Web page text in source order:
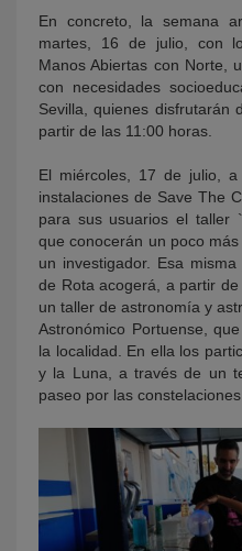
En concreto, la semana
martes, 16 de julio, con
Manos Abiertas con Norte,
con necesidades
Sevilla, quienes disfrutarán
partir de las 11:00 horas.
El miércoles, 17 de julio,
instalaciones de Save The
para sus usuarios el taller
que conocerán un poco
un investigador. Esa
de Rota acogerá, a partir
un taller de astronomía y
Astronómico Portuense,
la localidad. En ella los
y la Luna, a través de un
paseo por las